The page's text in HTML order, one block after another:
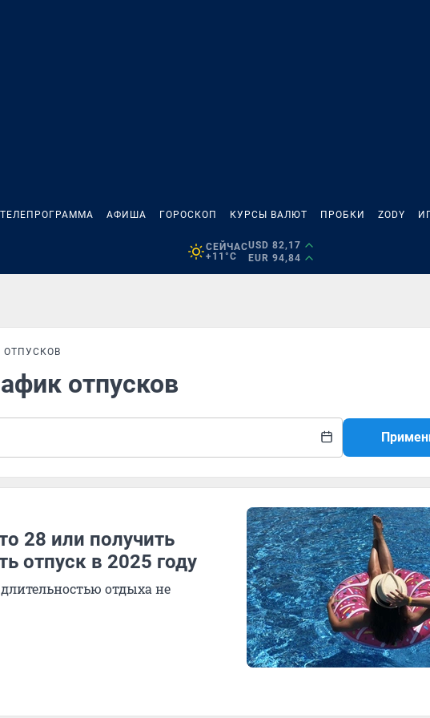
ТЕЛЕПРОГРАММА АФИША ГОРОСКОП КУРСЫ ВАЛЮТ ПРОБКИ ZODY
СЕЙЧАС
+11°C
USD 82,17
EUR 94,84
ОТПУСКОВ
отпусков
28 или получить
отпуск в 2025 году
отдыха не